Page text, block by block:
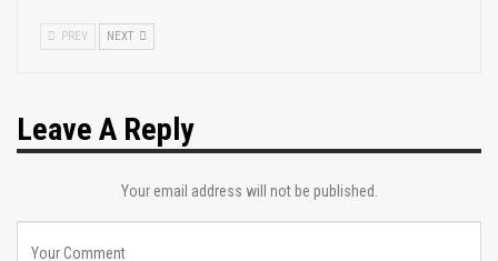
PREV NEXT
Leave A Reply
Your email address will not be published.